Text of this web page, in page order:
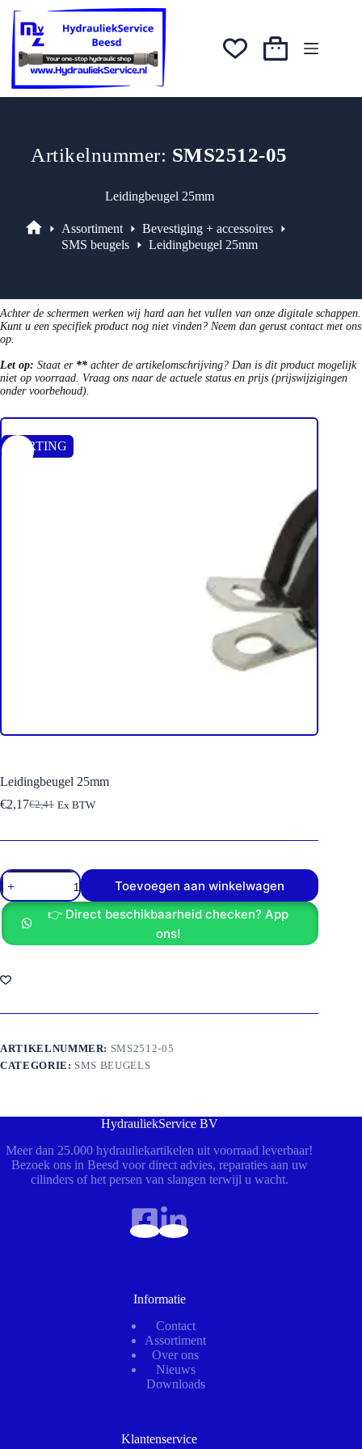
naar
inhoud
was:
€2,41.
€2,17.
Winkelwagen
Artikelnummer: SMS2512-05
Leidingbeugel 25mm
Assortiment
Assortiment
Bevestiging + accessoires
SMS beugels
Leidingbeugel 25mm
Achter de schermen werken wij hard aan het vullen van onze digitale schappen.
Kunt u een specifiek product nog niet vinden? Neem dan gerust contact met ons
op.
Let op: Staat er ** achter de artikelomschrijving? Dan is dit product mogelijk
niet op voorraad. Vraag ons naar de actuele status en prijs (prijswijzigingen
onder voorbehoud).
KORTING
Leidingbeugel 25mm
€2,41
Oorspronkelijke
was:
€2,17Huidige
is:
Ex BTW
Leidingbeugel
25mm
aantal
Toevoegen aan winkelwagen
👉 Direct beschikbaarheid checken? App
ons!
ARTIKELNUMMER: SMS2512-05
CATEGORIE: SMS BEUGELS
HydrauliekService BV
Meer dan 25.000 hydrauliekartikelen uit voorraad leverbaar!
Bezoek ons in Beesd voor direct advies, reparaties aan uw
cilinders of het persen van slangen terwijl u wacht.
Informatie
Contact
Assortiment
Over ons
Nieuws
Downloads
Klantenservice